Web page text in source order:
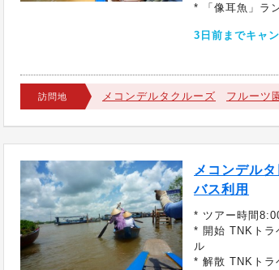
* 「像耳魚」ラ
3日前までキャ
訪問地 メコンデルタクルーズ フルーツ
メコンデル
バス利用
* ツアー時間
* 開始 TNKトラ
ル
* 解散 TNKトラ